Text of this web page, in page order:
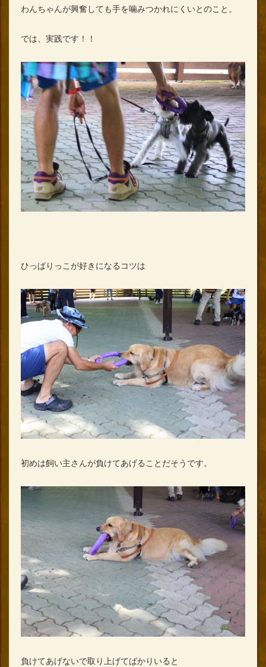
わんちゃんが興奮しても手を噛みつかれにくいとのこと。
では、実践です！！
ひっぱりっこが好きになるコツは
初めは飼い主さんが負けてあげることだそうです。
負けてあげないで取り上げてばかりいると